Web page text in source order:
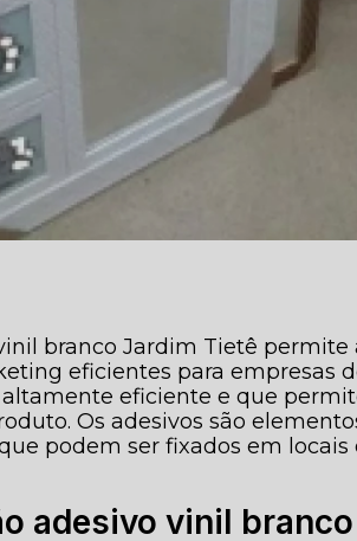
branco Jardim Tietê permite
eficientes para empresas
eficiente e que
Os adesivos são
podem ser fixados em locais
adesivo vinil